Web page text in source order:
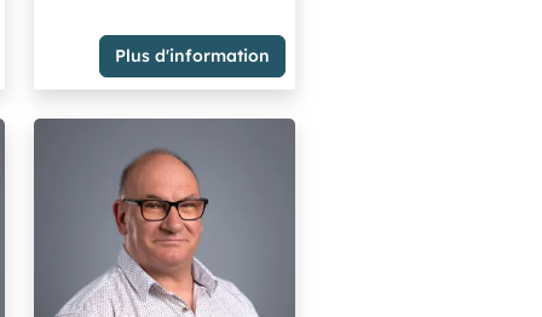
Plus d'information
Membre du Groupe "La
Métropole en commun" les
élus communistes et citoyens